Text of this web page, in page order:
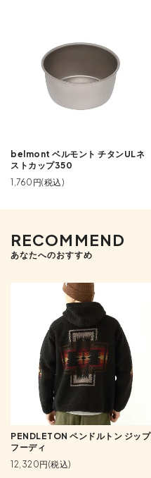
belmont ベルモント チタンULネ
ストカップ350
1,760円(税込)
RECOMMEND
あなたへのおすすめ
PENDLETON ペンドルトン ジップ
フーディ
12,320円(税込)